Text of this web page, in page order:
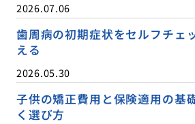
2026.07.06
歯周病の初期症状をセルフチェ
える
2026.05.30
子供の矯正費用と保険適用の基
く選び方